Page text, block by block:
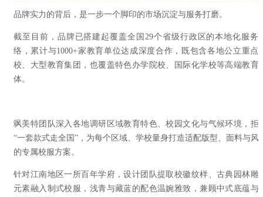
品牌实力的背后，是一步一个脚印的市场沉淀与服务打磨。
截至目前，品牌已搭建起覆盖全国 29个省级行政区 的本地化服务
络，累计与1000+家教育单位达成深 度合作， 既包含各地公立重点
校、大型教育集团，也覆盖特色办学院校、国际化学校等高端教育
体。
飒美特团队深入各地调研区域教育特色、校园文化与气候环境，拒
“一套款式走全国”，为每个区域、学校量身打造适配版型、面料与风
的专属校服方案。
针对江南地区一所百年学府，设计团队提取校徽纹样、古典园林雕
元素融入制式校服，浅青与藏蓝的配色温婉雅致，兼顾中式底蕴与